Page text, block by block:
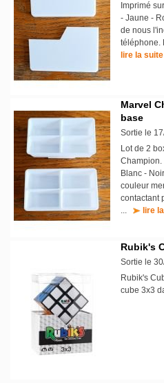
Imprimé
- Jaune -
de nous
téléphone.
lire la suite
Marvel
base
Sortie le
Lot de 2
Champion.
Blanc -
couleur
contactant
...
lire
Rubik's
Sortie le
Rubik's
cube 3x3